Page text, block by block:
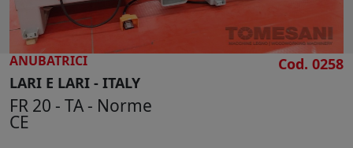
ANUBATRICI
LARI E LARI - ITALY
FR 20 - TA - Norme
CE
Cod. 0258